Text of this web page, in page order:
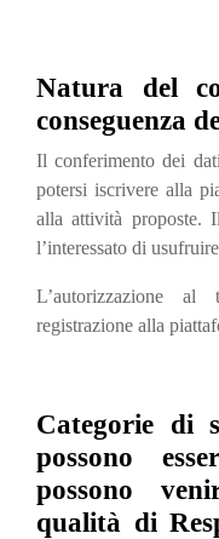
Natura del
conseguenza
Il conferimento dei
potersi iscrivere alla
alla attività proposte.
l’interessato di
L’autorizzazione al
registrazione alla
Categorie di
possono
possono
qualità di